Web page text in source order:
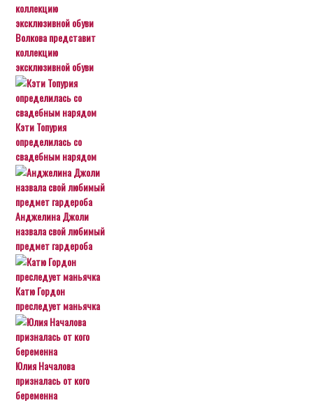
Волкова представит
коллекцию
эксклюзивной обуви
Кэти Топурия
определилась со
свадебным нарядом
Анджелина Джоли
назвала свой любимый
предмет гардероба
Катю Гордон
преследует маньячка
Юлия Началова
призналась от кого
беременна